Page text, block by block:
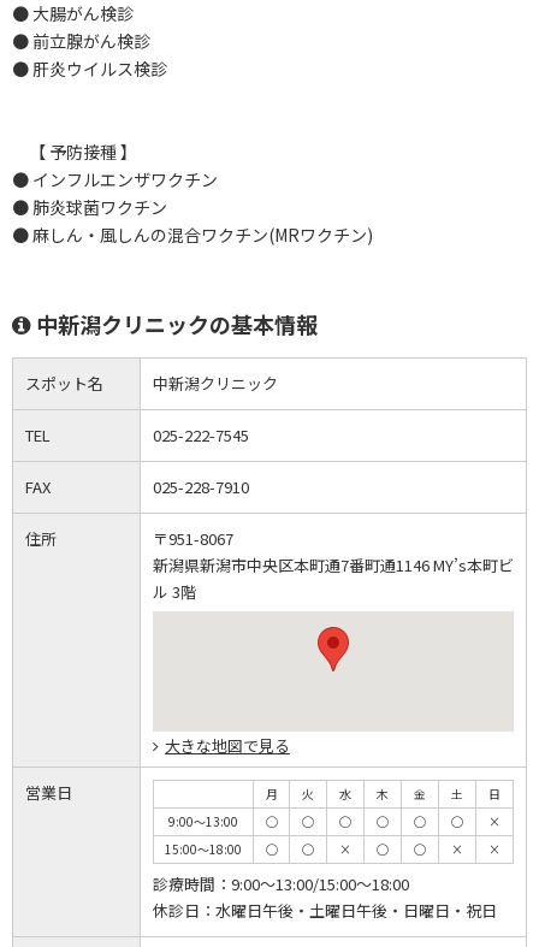
● 大腸がん検診
● 前立腺がん検診
● 肝炎ウイルス検診
【 予防接種 】
● インフルエンザワクチン
● 肺炎球菌ワクチン
● 麻しん・風しんの混合ワクチン(MRワクチン)
中新潟クリニックの基本情報
スポット名 中新潟クリニック
TEL 025-222-7545
FAX 025-228-7910
住所
〒951-8067
新潟県新潟市中央区本町通7番町通1146 MY’s本町ビ
ル 3階
大きな地図で見る
営業日 月 火 水 木 金 土
日
9:00～13:00
◯ ◯ ◯ ◯ ◯ ◯
×
15:00～18:00
◯ ◯ × ◯ ◯ × ×
診療時間： 9:00～13:00/15:00～18:00
休診日： 水曜日午後・土曜日午後・日曜日・祝日